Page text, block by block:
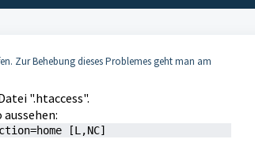
Zur Behebung dieses Problemes geht man am
".htaccess".